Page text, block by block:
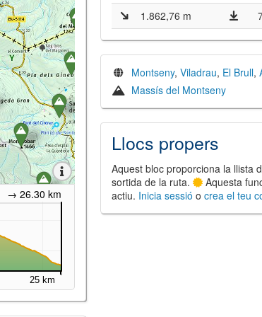
→ 26.30 km
25 km
1.862,76 m
Montseny, Viladrau, El Brull,
Massís del Montseny
Llocs propers
Aquest bloc proporciona la llista
sortida de la ruta.
Aquesta
actiu. Inicia sessió o crea el teu